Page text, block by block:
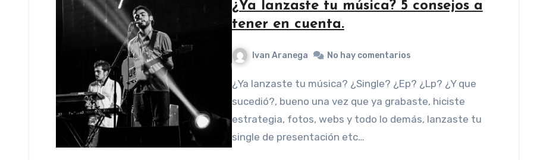
¿Ya lanzaste tu música? 5 consejos a
tener en cuenta.
Ivan Aranega No hay comentarios
¿Ya lanzaste tu música? ¿Single? ¿Ep? ¿Lp? ¿Y que
sucedió?, bueno una vez que ya grabaste, hiciste
estrategia, fotos, webs y todo lo demás, lanzaste tu
single de presentación etc…